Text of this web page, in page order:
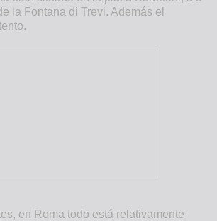
la Fontana di Trevi. Además el
en Roma todo está relativamente